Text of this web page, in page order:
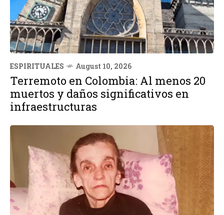
ESPIRITUALES August 10, 2026
Terremoto en Colombia: Al menos 20
muertos y daños significativos en
infraestructuras